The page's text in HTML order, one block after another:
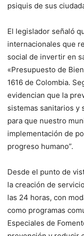
psiquis de sus
El legislador señaló
internacionales que
social de invertir en
«Presupuesto de
1616 de Colombia.
evidencian que la
sistemas sanitarios y
para que nuestro
implementación de
progreso humano”.
Desde el punto de
la creación de
las 24 horas, con
como programas
Especiales de